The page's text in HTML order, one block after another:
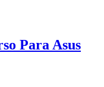
Para Asus